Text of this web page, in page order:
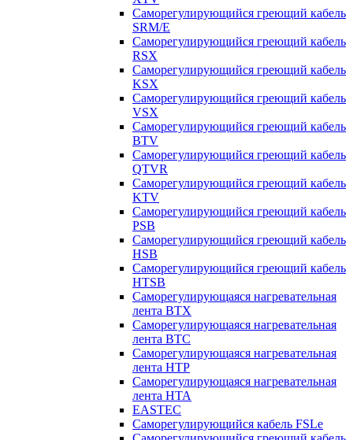
Саморегулирующийся греющий кабель
SRM/E
Саморегулирующийся греющий кабель
RSX
Саморегулирующийся греющий кабель
KSX
Саморегулирующийся греющий кабель
VSX
Саморегулирующийся греющий кабель
BTV
Саморегулирующийся греющий кабель
QTVR
Саморегулирующийся греющий кабель
KTV
Саморегулирующийся греющий кабель
PSB
Саморегулирующийся греющий кабель
HSB
Саморегулирующийся греющий кабель
HTSB
Саморегулирующаяся нагревательная
лента ВТХ
Саморегулирующаяся нагревательная
лента ВТС
Саморегулирующаяся нагревательная
лента НТР
Саморегулирующаяся нагревательная
лента НТА
EASTEC
Саморегулирующийся кабель FSLe